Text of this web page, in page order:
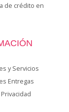
de crédito en
y Servicios
Entregas